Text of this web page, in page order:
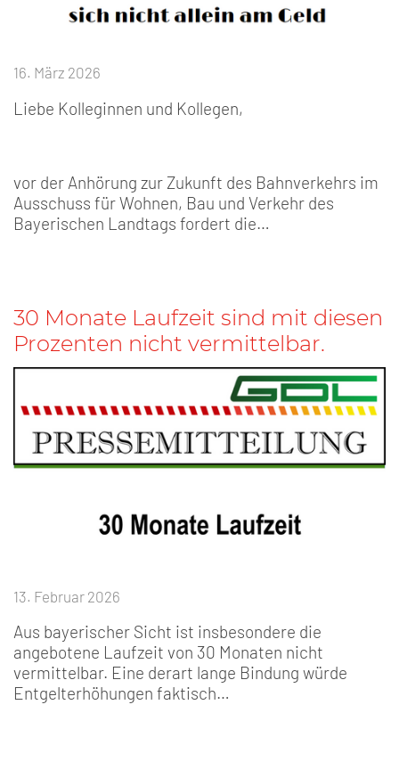
16. März 2026
Liebe Kolleginnen und Kollegen,
vor der Anhörung zur Zukunft des Bahnverkehrs im
Ausschuss für Wohnen, Bau und Verkehr des
Bayerischen Landtags fordert die…
30 Monate Laufzeit sind mit diesen
Prozenten nicht vermittelbar.
13. Februar 2026
Aus bayerischer Sicht ist insbesondere die
angebotene Laufzeit von 30 Monaten nicht
vermittelbar. Eine derart lange Bindung würde
Entgelterhöhungen faktisch…